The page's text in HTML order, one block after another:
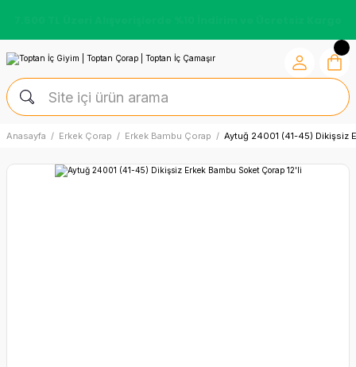
Anasayfa Erkek Çorap Erkek Bambu Çorap Aytuğ 24001 (41-45) Dikişsiz